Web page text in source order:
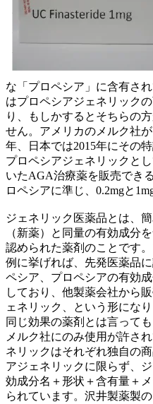
な「プロペシア」に含有さ
はプロペシアジェネリック
り、もしかするとそちらの
せん。アメリカのメルク社
年、日本では2015年にその
プロペシアジェネリックと
いたAGA治療薬を販売でき
ロペシアに準じ、0.2mgと
ジェネリック医薬品とは、
（新薬）と同量の有効成分
認められた薬剤のことです
例に挙げれば、先発医薬品
ペシア、プロペシアの有効
しており、他製薬会社から
ェネリック、という形になり
同じ効果の薬剤とは言って
メルク社にのみ使用が許さ
ネリックはそれぞれ独自の
アジェネリックに限らず、
効成分名＋形状＋含有量＋
られています。沢井製薬製